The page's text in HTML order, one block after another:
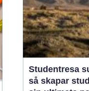
och vägar...
Studentresa
så skapar